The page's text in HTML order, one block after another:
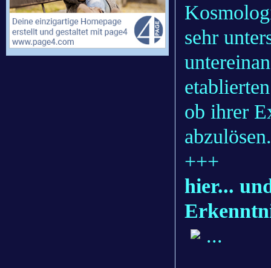
sehr
ob ihrer
abzulösen.
+++
hier...
...